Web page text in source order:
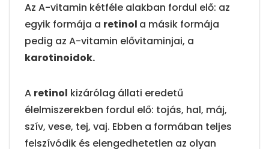
Az A-vitamin kétféle alakban fordul elő: az
egyik formája a retinol a másik formája
pedig az A-vitamin elővitaminjai, a
karotinoidok.
A retinol kizárólag állati eredetű
élelmiszerekben fordul elő: tojás, hal, máj,
szív, vese, tej, vaj. Ebben a formában teljes
felszívódik és elengedhetetlen az olyan